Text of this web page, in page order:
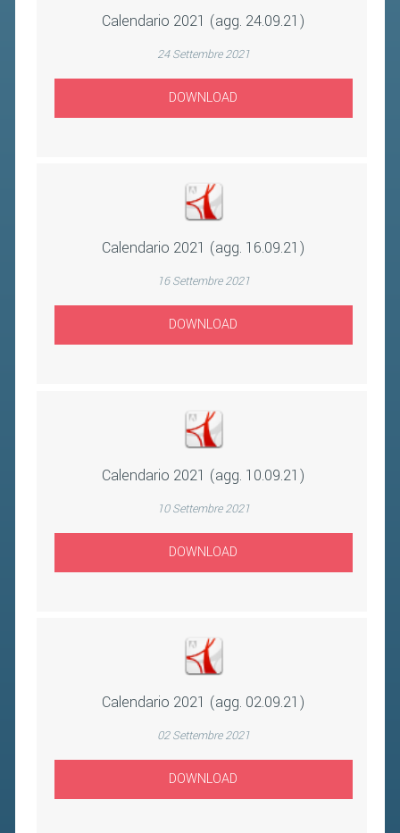
Calendario 2021 (agg. 24.09.21)
24 Settembre 2021
DOWNLOAD
Calendario 2021 (agg. 16.09.21)
16 Settembre 2021
DOWNLOAD
Calendario 2021 (agg. 10.09.21)
10 Settembre 2021
DOWNLOAD
Calendario 2021 (agg. 02.09.21)
02 Settembre 2021
DOWNLOAD
2019